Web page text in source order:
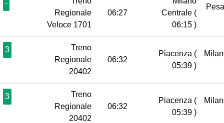
-
Regionale
Veloce 1701
06:27
Centrale (
06:15 )
3
Treno
Regionale
20402
06:32
Piacenza (
05:39 )
3
Treno
Regionale
20402
06:32
Piacenza (
05:39 )